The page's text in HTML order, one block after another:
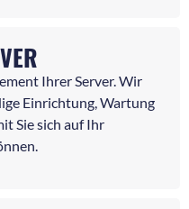
Ihrer Server. Wir
Einrichtung, Wartung
Sie sich auf Ihr